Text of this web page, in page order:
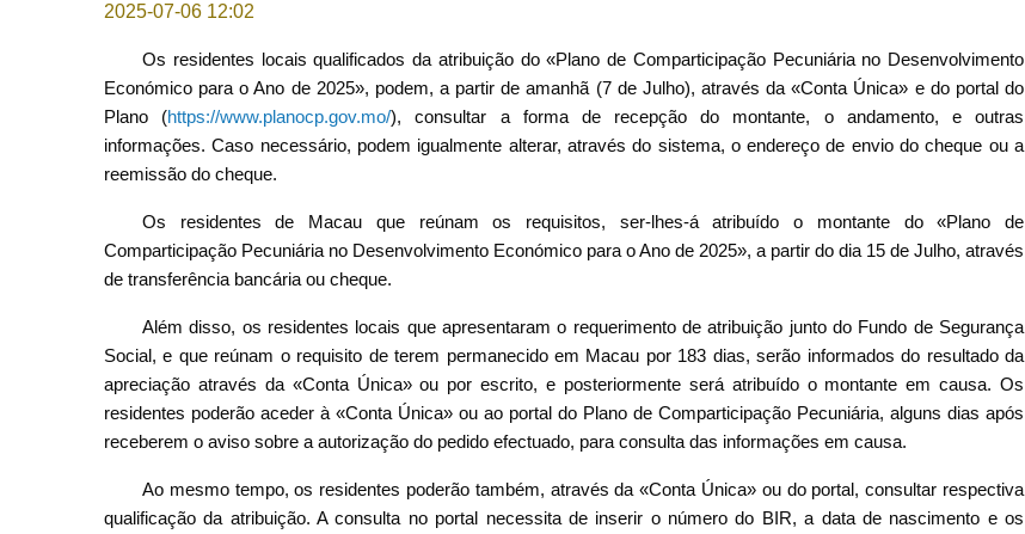
2025-07-06 12:02
Os residentes locais qualificados da atribuição do «Plano de Comparticipação Pecuniária no Desenvolvimento
Económico para o Ano de 2025», podem, a partir de amanhã (7 de Julho), através da «Conta Única» e do portal do
Plano (https://www.planocp.gov.mo/), consultar a forma de recepção do montante, o andamento, e outras
informações. Caso necessário, podem igualmente alterar, através do sistema, o endereço de envio do cheque ou a
reemissão do cheque.
Os residentes de Macau que reúnam os requisitos, ser-lhes-á atribuído o montante do «Plano de
Comparticipação Pecuniária no Desenvolvimento Económico para o Ano de 2025», a partir do dia 15 de Julho, através
de transferência bancária ou cheque.
Além disso, os residentes locais que apresentaram o requerimento de atribuição junto do Fundo de Segurança
Social, e que reúnam o requisito de terem permanecido em Macau por 183 dias, serão informados do resultado da
apreciação através da «Conta Única» ou por escrito, e posteriormente será atribuído o montante em causa. Os
residentes poderão aceder à «Conta Única» ou ao portal do Plano de Comparticipação Pecuniária, alguns dias após
receberem o aviso sobre a autorização do pedido efectuado, para consulta das informações em causa.
Ao mesmo tempo, os residentes poderão também, através da «Conta Única» ou do portal, consultar respectiva
qualificação da atribuição. A consulta no portal necessita de inserir o número do BIR, a data de nascimento e os